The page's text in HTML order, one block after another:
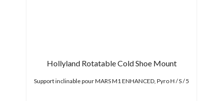
Hollyland Rotatable Cold Shoe Mount
Support inclinable pour MARS M1 ENHANCED, Pyro H / S / 5